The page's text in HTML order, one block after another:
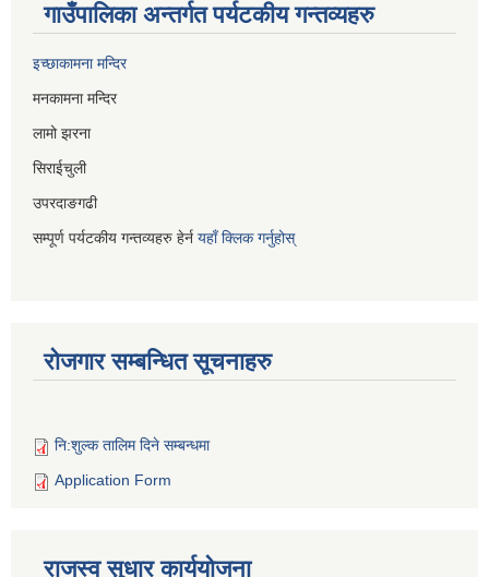
गाउँपालिका अन्तर्गत पर्यटकीय गन्तव्यहरु
इच्छाकामना मन्दिर
मनकामना मन्दिर
लामो झरना
सिराईचुली
उपरदाङगढी
सम्पूर्ण पर्यटकीय गन्तव्यहरु हेर्न यहाँ क्लिक गर्नुहोस्
रोजगार सम्बन्धित सूचनाहरु
नि:शुल्क तालिम दिने सम्बन्धमा
Application Form
राजस्व सुधार कार्ययोजना